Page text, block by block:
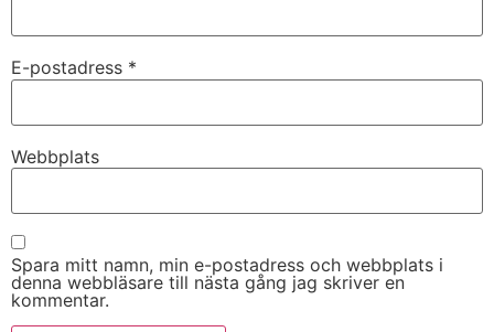
E-postadress *
Webbplats
Spara mitt namn, min e-postadress och webbplats i
denna webbläsare till nästa gång jag skriver en
kommentar.
Nödvändiga
går inte att
taget ska
fungera.